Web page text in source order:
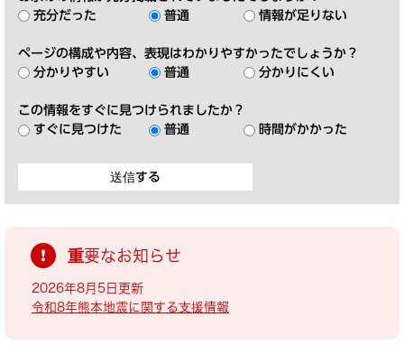
充分だった
普通 情報が足りない
ページの構成や内容、表現はわかりやすかったでしょうか？
分かりやすい
普通 分かりにくい
この情報をすぐに見つけられましたか？
すぐに見つけた
普通 時間がかかった
重要なお知らせ
2026年8月5日更新
令和8年熊本地震に関する支援情報